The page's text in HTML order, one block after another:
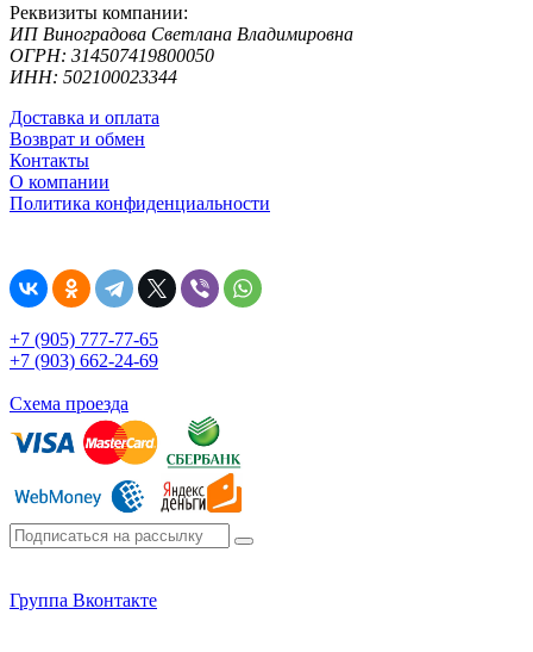
Реквизиты компании:
ИП Виноградова Светлана Владимировна
ОГРН: 314507419800050
ИНН: 502100023344
Доставка и оплата
Возврат и обмен
Контакты
О компании
Политика конфиденциальности
+7 (905) 777-77-65
+7 (903) 662-24-69
Схема проезда
Группа Вконтакте